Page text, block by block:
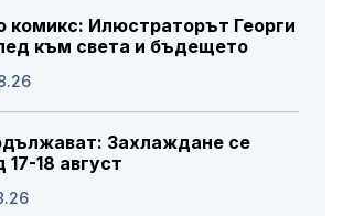
комикс: Илюстраторът Георги
към света и бъдещето
Захлаждане се
17-18 август